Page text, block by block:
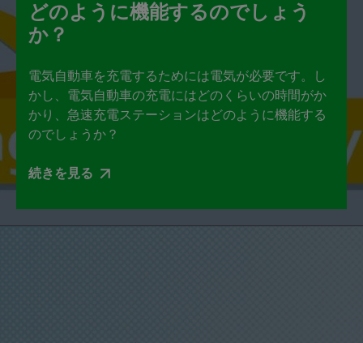
どのように機能するのでしょう
か？
電気自動車を充電するためには電気が必要です。し
かし、電気自動車の充電にはどのくらいの時間がか
かり、急速充電ステーションはどのように機能する
のでしょうか？
続きを見る